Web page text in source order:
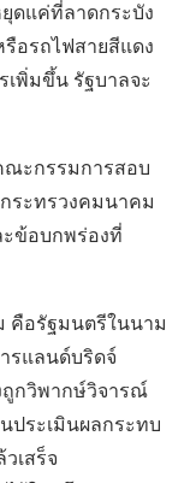
ดแค่ที่ลาดกระบัง
อรถไฟสายสีแดง
พิ่มขึ้น รัฐบาลจะ
ะกรรมการสอบ
ระทรวงคมนาคม
ะข้อบกพร่องที่
คือรัฐมนตรีในนาม
รแลนด์บริดจ์
กวิพากษ์วิจารณ์
ประเมินผลกระทบ
เสร็จ